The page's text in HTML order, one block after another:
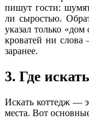
пишут гости:
ли сыростью.
указал только
кроватей ни
заранее.
3. Где
Искать коттедж —
места. Вот